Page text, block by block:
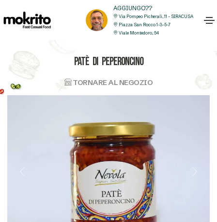
AGGIUNGO??
Via Pompeo Picherali, 11 - SIRACUSA
Piazza San Rocco 1-3-5-7
Viale Montedoro, 54
PATÈ DI PEPERONCINO
TORNARE AL NEGOZIO